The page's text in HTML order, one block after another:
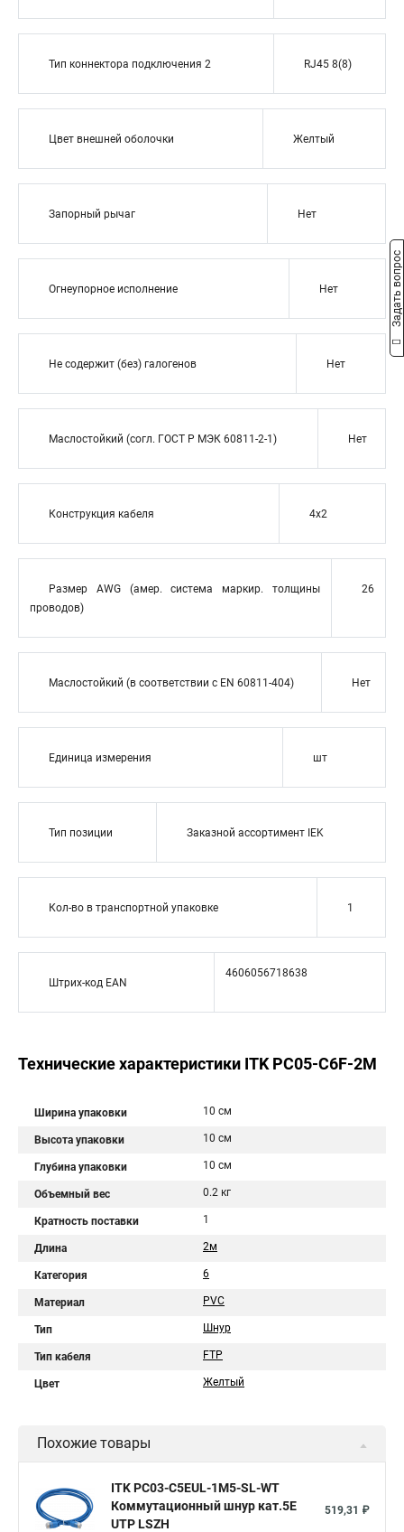
Тип коннектора подключения 2 RJ45 8(8)
Цвет внешней оболочки Желтый
Запорный рычаг Нет
Огнеупорное исполнение Нет
Не содержит (без) галогенов Нет
Маслостойкий (согл. ГОСТ Р МЭК 60811-2-1) Нет
Конструкция кабеля 4x2
Размер AWG (амер. система маркир. толщины
проводов)
26
Маслостойкий (в соответствии с EN 60811-404) Нет
Единица измерения шт
Тип позиции Заказной ассортимент IEK
Кол-во в транспортной упаковке 1
Штрих-код EAN
4606056718638
Технические характеристики ITK PC05-C6F-2M
Ширина упаковки 10 см
Высота упаковки 10 см
Глубина упаковки 10 см
Объемный вес 0.2 кг
Кратность поставки 1
Длина 2м
Категория 6
Материал PVC
Тип Шнур
Тип кабеля FTP
Цвет Желтый
Похожие товары
ITK PC03-C5EUL-1M5-SL-WT
Коммутационный шнур кат.5E
UTP LSZH
519,31 ₽
Задать вопрос